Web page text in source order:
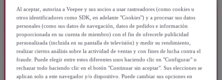
Al aceptar, autoriza a Veepee y sus socios a usar rastreadores (como cookies u
otros identificadores como SDK, en adelante "Cookies") y a procesar sus datos
personales (como sus datos de navegación, datos de pedidos e información
proporcionada en su cuenta de miembro) con el fin de ofrecerle publicidad
personalizada (incluida en su pantalla de televisión) y medir su rendimiento,
realizar ciertos análisis sobre la actividad de ventas y con fines de lucha contra el
fraude. Puede elegir entre estos diferentes usos haciendo clic en "Configurar" o
rechazar todo haciendo clic en el botón "Continuar sin aceptar". Sus elecciones se
aplican solo a este navegador y/o dispositivo. Puede cambiar sus opciones en